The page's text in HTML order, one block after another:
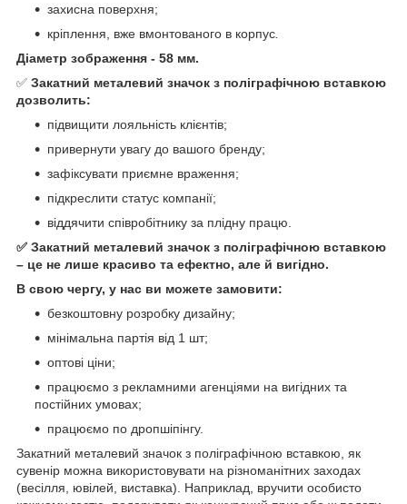
захисна поверхня;
кріплення, вже вмонтованого в корпус
Діаметр зображення - 58 мм.
✅ Закатний металевий значок з поліграфічною вставкою
дозволить:
підвищити лояльність клієнтів;
привернути увагу до вашого бренду;
зафіксувати приємне враження;
підкреслити статус компанії;
віддячити співробітнику за плідну працю.⠀
✅ Закатний металевий значок з поліграфічною вставкою
– це не лише красиво та ефектно, але й вигідно.
В свою чергу, у нас ви можете замовити:
безкоштовну розробку дизайну;
мінімальна партія від 1 шт;⠀
оптові ціни;
працюємо з рекламними агенціями на вигідних та
постійних умовах;
працюємо по дропшіпінгу.
Закатний металевий значок з поліграфічною вставкою, як
сувенір можна використовувати на різноманітних заходах
(весілля, ювілей, виставка). Наприклад, вручити особисто